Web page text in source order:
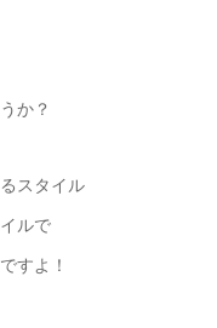
か？
スタイル
ルで
すよ！